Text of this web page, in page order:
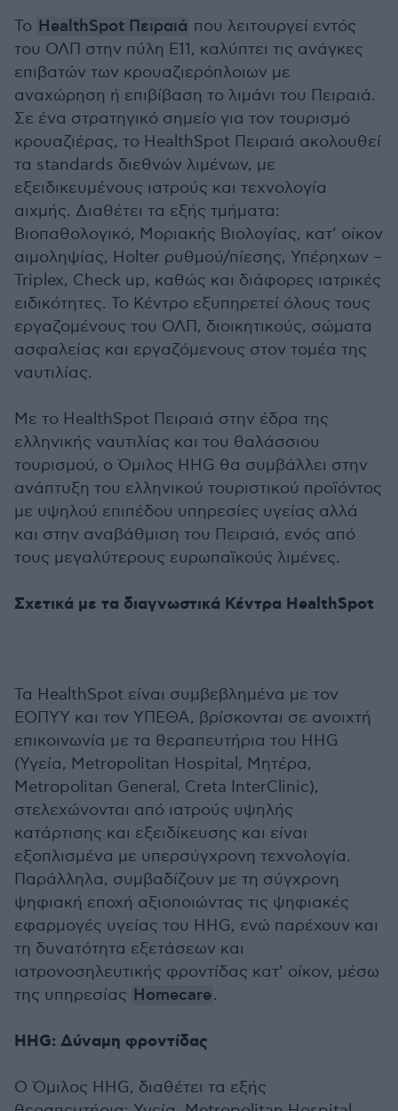
Το HealthSpot Πειραιά που λειτουργεί εντός
του ΟΛΠ στην πύλη Ε11, καλύπτει τις ανάγκες
επιβατών των κρουαζιερόπλοιων με
αναχώρηση ή επιβίβαση το λιμάνι του Πειραιά.
Σε ένα στρατηγικό σημείο για τον τουρισμό
κρουαζιέρας, το HealthSpot Πειραιά ακολουθεί
τα standards διεθνών λιμένων, με
εξειδικευμένους ιατρούς και τεχνολογία
αιχμής. Διαθέτει τα εξής τμήματα:
Βιoπαθολογικό, Μοριακής Βιολογίας, κατ’ οίκον
αιμοληψίας, Holter ρυθμού/πίεσης, Υπέρηχων –
Triplex, Check up, καθώς και διάφορες ιατρικές
ειδικότητες. Το Κέντρο εξυπηρετεί όλους τους
εργαζομένους του ΟΛΠ, διοικητικούς, σώματα
ασφαλείας και εργαζόμενους στον τομέα της
ναυτιλίας.
Με το HealthSpot Πειραιά στην έδρα της
ελληνικής ναυτιλίας και του θαλάσσιου
τουρισμού, ο Όμιλος HHG θα συμβάλλει στην
ανάπτυξη του ελληνικού τουριστικού προϊόντος
με υψηλού επιπέδου υπηρεσίες υγείας αλλά
και στην αναβάθμιση του Πειραιά, ενός από
τους μεγαλύτερους ευρωπαϊκούς λιμένες.
Σχετικά με τα διαγνωστικά Κέντρα ΗealthSpot
Τα HealthSpot είναι συμβεβλημένα με τον
ΕΟΠΥΥ και τον ΥΠΕΘΑ, βρίσκονται σε ανοιχτή
επικοινωνία με τα θεραπευτήρια του ΗΗG
(Υγεία, Metropolitan Hospital, Μητέρα,
Μetropolitan General, Creta InterClinic),
στελεχώνονται από ιατρούς υψηλής
κατάρτισης και εξειδίκευσης και είναι
εξοπλισμένα με υπερσύγχρονη τεχνολογία.
Παράλληλα, συμβαδίζουν με τη σύγχρονη
ψηφιακή εποχή αξιοποιώντας τις ψηφιακές
εφαρμογές υγείας του HHG, ενώ παρέχουν και
τη δυνατότητα εξετάσεων και
ιατρονοσηλευτικής φροντίδας κατ’ οίκον, μέσω
της υπηρεσίας Ηomecare.
ΗΗG: Δύναμη φροντίδας
Ο Όμιλος HHG, διαθέτει τα εξής